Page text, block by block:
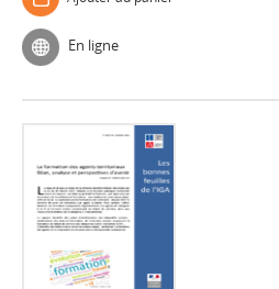
En ligne